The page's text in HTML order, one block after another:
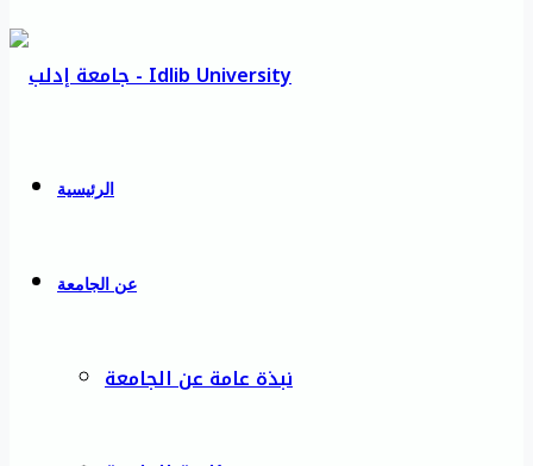
الرئيسية
عن الجامعة
نبذة عامة عن الجامعة